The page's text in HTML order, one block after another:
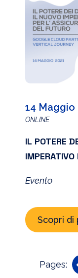
14 Maggio
ONLINE
IL POTERE
IMPERATIVO
Evento
Scopri di
Pages: